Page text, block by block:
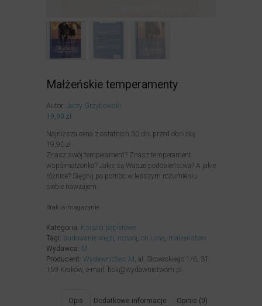
Małżeńskie temperamenty
Autor: Jerzy Grzybowski
19,90 zł
Najniższa cena z ostatnich 30 dni przed obniżką:
19,90 zł
Znasz swój temperament? Znasz temperament
współmałżonka? Jakie są Wasze podobieństwa? A jakie
różnice? Sięgnij po pomoc w lepszym rozumieniu
siebie nawzajem.
Brak w magazynie
Kategoria: Książki papierowe
Tagi: budowanie więzi, rozwój, on i ona, małżeństwo
Wydawca: M
Producent: Wydawnictwo M , al. Słowackiego 1/6, 31-
159 Kraków, e-mail: bok@wydawnictwom.pl
Opis Dodatkowe informacje Opinie (0)